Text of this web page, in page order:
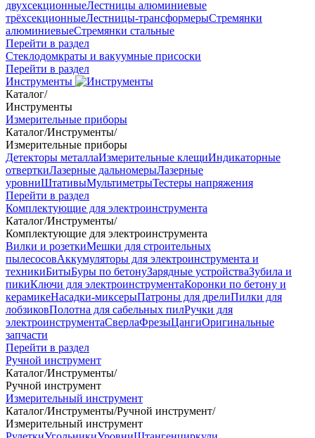
двухсекционныеЛестницы алюминиевые
трёхсекционныеЛестницы-трансформерыСтремянки
алюминиевыеСтремянки стальные
Перейти в раздел
Стеклодомкраты и вакуумные присоски
Перейти в раздел
Инструменты
Каталог/
Инструменты
Измерительные приборы
Каталог/Инструменты/
Измерительные приборы
Детекторы металлаИзмерительные клещиИндикаторные
отверткиЛазерные дальномерыЛазерные
уровниШтативыМультиметрыТестеры напряжения
Перейти в раздел
Комплектующие для электроинструмента
Каталог/Инструменты/
Комплектующие для электроинструмента
Вилки и розеткиМешки для строительных
пылесосовАккумуляторы для электроинструмента и
техникиБитыБуры по бетонуЗарядные устройстваЗубила и
пикиКлючи для электроинструментаКоронки по бетону и
керамикеНасадки-миксерыПатроны для дрелиПилки для
лобзиковПолотна для сабельных пилРучки для
электроинструментаСверлаФрезыЦангиОригинальные
запчасти
Перейти в раздел
Ручной инструмент
Каталог/Инструменты/
Ручной инструмент
Измерительный инструмент
Каталог/Инструменты/Ручной инструмент/
Измерительный инструмент